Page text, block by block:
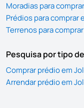
Moradias para
Prédios para comprar
Terrenos para
Pesquisa por tipo
Comprar prédio em
Arrendar prédio em